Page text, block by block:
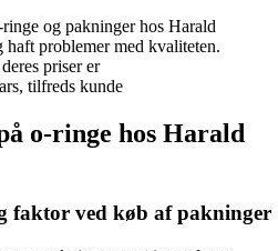
og pakninger hos Harald
problemer med kvaliteten.
priser er
tilfreds kunde
o-ringe hos Harald
faktor ved køb af pakninger